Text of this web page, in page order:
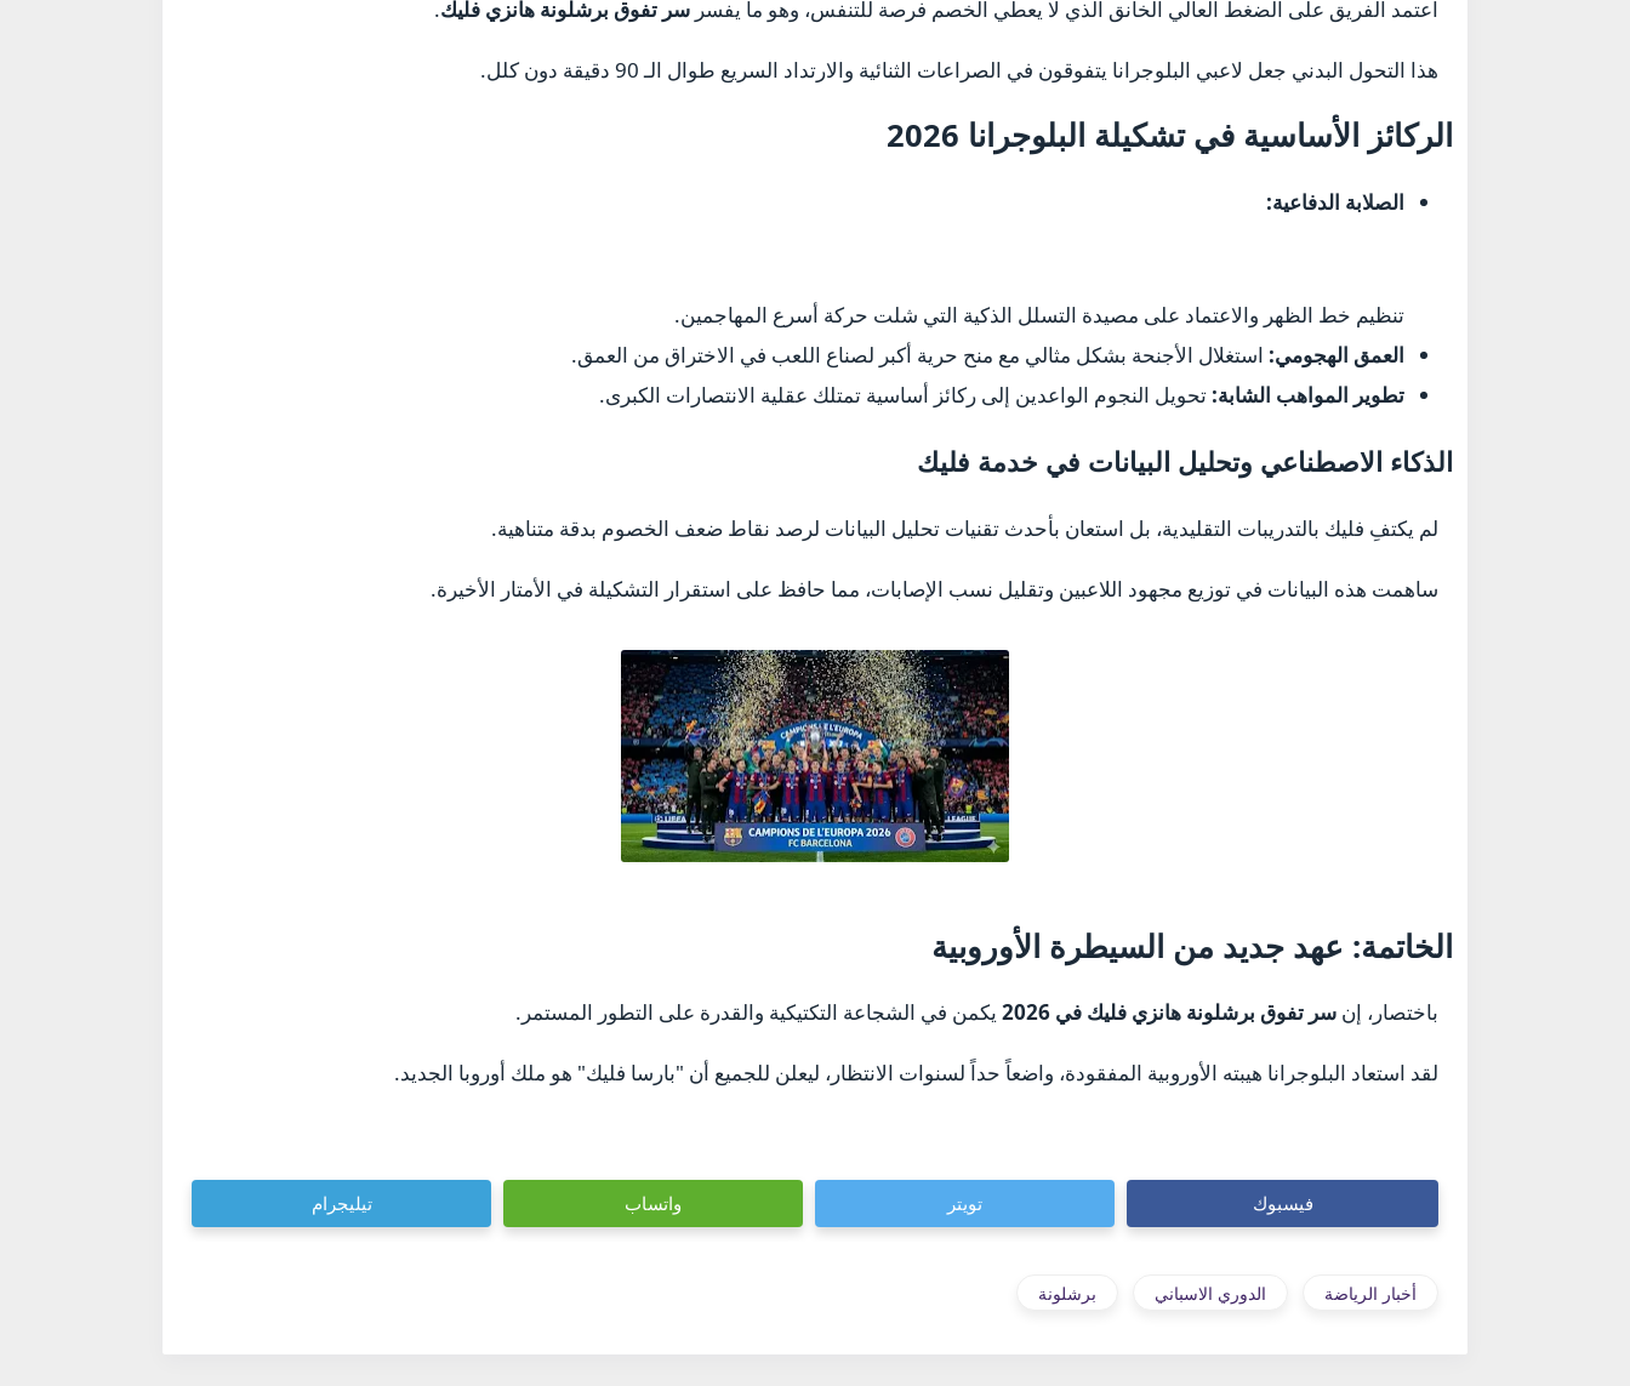
اعتمد الفريق على الضغط العالي الخانق الذي لا يعطي الخصم فرصة للتنفس، وهو ما يفسر سر تفوق برشلونة هانزي فليك.
هذا التحول البدني جعل لاعبي البلوجرانا يتفوقون في الصراعات الثنائية والارتداد السريع طوال الـ 90 دقيقة دون كلل.
الركائز الأساسية في تشكيلة البلوجرانا 2026
الصلابة الدفاعية:
تنظيم خط الظهر والاعتماد على مصيدة التسلل الذكية التي شلت حركة أسرع المهاجمين.
العمق الهجومي: استغلال الأجنحة بشكل مثالي مع منح حرية أكبر لصناع اللعب في الاختراق من العمق.
تطوير المواهب الشابة: تحويل النجوم الواعدين إلى ركائز أساسية تمتلك عقلية الانتصارات الكبرى.
الذكاء الاصطناعي وتحليل البيانات في خدمة فليك
لم يكتفِ فليك بالتدريبات التقليدية، بل استعان بأحدث تقنيات تحليل البيانات لرصد نقاط ضعف الخصوم بدقة متناهية.
ساهمت هذه البيانات في توزيع مجهود اللاعبين وتقليل نسب الإصابات، مما حافظ على استقرار التشكيلة في الأمتار الأخيرة.
الخاتمة: عهد جديد من السيطرة الأوروبية
باختصار، إن سر تفوق برشلونة هانزي فليك في 2026 يكمن في الشجاعة التكتيكية والقدرة على التطور المستمر.
لقد استعاد البلوجرانا هيبته الأوروبية المفقودة، واضعاً حداً لسنوات الانتظار، ليعلن للجميع أن "بارسا فليك" هو ملك أوروبا الجديد.
فيسبوك تويتر واتساب تيليجرام
أخبار الرياضة الدوري الاسباني برشلونة